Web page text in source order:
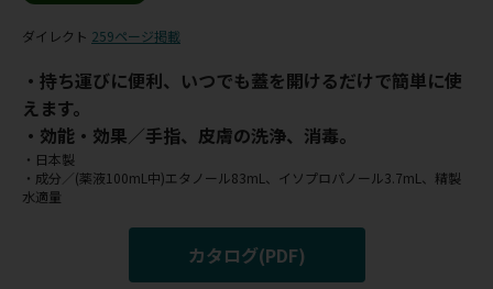
ダイレクト 259ページ掲載
・持ち運びに便利、いつでも蓋を開けるだけで簡単に使
えます。
・効能・効果／手指、皮膚の洗浄、消毒。
・日本製
・成分／(薬液100mL中)エタノール83mL、イソプロパノール3.7mL、精製
水適量
カタログ(PDF)